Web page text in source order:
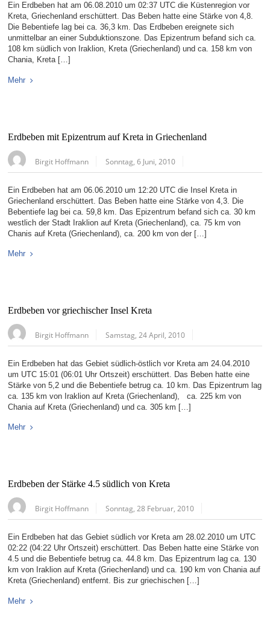
Ein Erdbeben hat am 06.08.2010 um 02:37 UTC die Küstenregion vor
Kreta, Griechenland erschüttert. Das Beben hatte eine Stärke von 4,8.
Die Bebentiefe lag bei ca. 36,3 km. Das Erdbeben ereignete sich
unmittelbar an einer Subduktionszone. Das Epizentrum befand sich ca.
108 km südlich von Iraklion, Kreta (Griechenland) und ca. 158 km von
Chania, Kreta […]
Mehr
Erdbeben mit Epizentrum auf Kreta in Griechenland
Birgit Hoffmann Sonntag, 6 Juni, 2010
Ein Erdbeben hat am 06.06.2010 um 12:20 UTC die Insel Kreta in
Griechenland erschüttert. Das Beben hatte eine Stärke von 4,3. Die
Bebentiefe lag bei ca. 59,8 km. Das Epizentrum befand sich ca. 30 km
westlich der Stadt Iraklion auf Kreta (Griechenland), ca. 75 km von
Chanis auf Kreta (Griechenland), ca. 200 km von der […]
Mehr
Erdbeben vor griechischer Insel Kreta
Birgit Hoffmann Samstag, 24 April, 2010
Ein Erdbeben hat das Gebiet südlich-östlich vor Kreta am 24.04.2010
um UTC 15:01 (06:01 Uhr Ortszeit) erschüttert. Das Beben hatte eine
Stärke von 5,2 und die Bebentiefe betrug ca. 10 km. Das Epizentrum lag
ca. 135 km von Iraklion auf Kreta (Griechenland), ca. 225 km von
Chania auf Kreta (Griechenland) und ca. 305 km […]
Mehr
Erdbeben der Stärke 4.5 südlich von Kreta
Birgit Hoffmann Sonntag, 28 Februar, 2010
Ein Erdbeben hat das Gebiet südlich vor Kreta am 28.02.2010 um UTC
02:22 (04:22 Uhr Ortszeit) erschüttert. Das Beben hatte eine Stärke von
4.5 und die Bebentiefe betrug ca. 44.8 km. Das Epizentrum lag ca. 130
km von Iraklion auf Kreta (Griechenland) und ca. 190 km von Chania auf
Kreta (Griechenland) entfernt. Bis zur griechischen […]
Mehr